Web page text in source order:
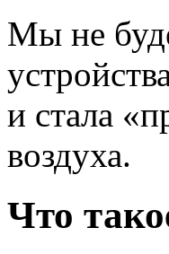
Мы не
и стала
воздуха.
Что